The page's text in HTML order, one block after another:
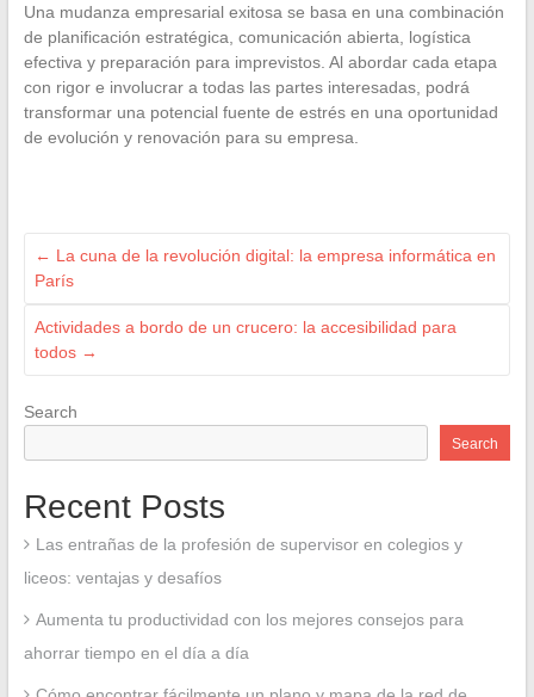
Una mudanza empresarial exitosa se basa en una combinación
de planificación estratégica, comunicación abierta, logística
efectiva y preparación para imprevistos. Al abordar cada etapa
con rigor e involucrar a todas las partes interesadas, podrá
transformar una potencial fuente de estrés en una oportunidad
de evolución y renovación para su empresa.
← La cuna de la revolución digital: la empresa informática en
París
Actividades a bordo de un crucero: la accesibilidad para
todos →
Search
Search
Recent Posts
Las entrañas de la profesión de supervisor en colegios y
liceos: ventajas y desafíos
Aumenta tu productividad con los mejores consejos para
ahorrar tiempo en el día a día